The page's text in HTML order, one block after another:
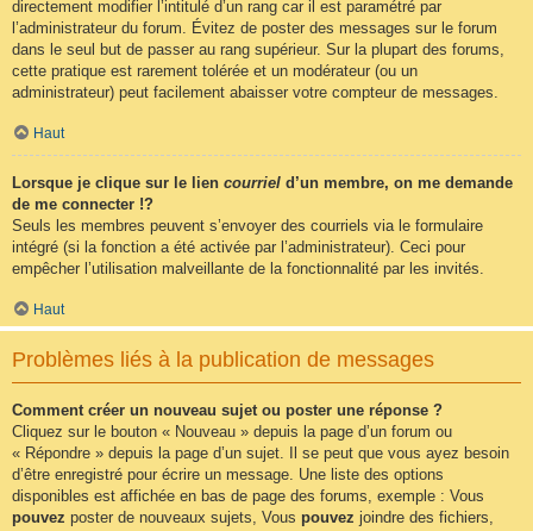
directement modifier l’intitulé d’un rang car il est paramétré par
l’administrateur du forum. Évitez de poster des messages sur le forum
dans le seul but de passer au rang supérieur. Sur la plupart des forums,
cette pratique est rarement tolérée et un modérateur (ou un
administrateur) peut facilement abaisser votre compteur de messages.
Haut
Lorsque je clique sur le lien courriel d’un membre, on me demande
de me connecter !?
Seuls les membres peuvent s’envoyer des courriels via le formulaire
intégré (si la fonction a été activée par l’administrateur). Ceci pour
empêcher l’utilisation malveillante de la fonctionnalité par les invités.
Haut
Problèmes liés à la publication de messages
Comment créer un nouveau sujet ou poster une réponse ?
Cliquez sur le bouton « Nouveau » depuis la page d’un forum ou
« Répondre » depuis la page d’un sujet. Il se peut que vous ayez besoin
d’être enregistré pour écrire un message. Une liste des options
disponibles est affichée en bas de page des forums, exemple : Vous
pouvez poster de nouveaux sujets, Vous pouvez joindre des fichiers,